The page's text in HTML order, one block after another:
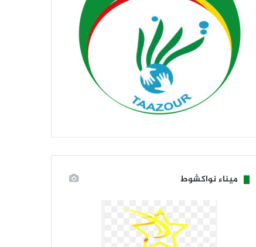
ميناء نواكشوط